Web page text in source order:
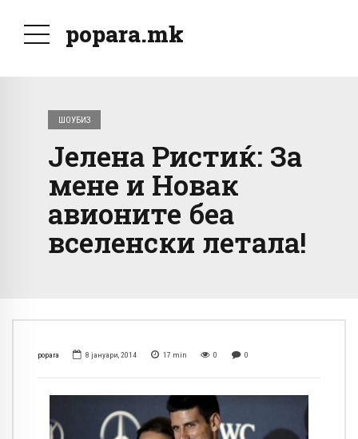
popara.mk
ШОУБИЗ
Јелена Ристиќ: За
мене и Новак
авионите беа
вселенски летала!
popara 8 јануари, 2014 17 min 0 0